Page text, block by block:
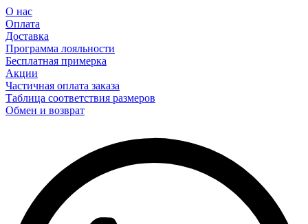
О нас
Оплата
Доставка
Программа лояльности
Бесплатная примерка
Акции
Частичная оплата заказа
Таблица соответствия размеров
Обмен и возврат